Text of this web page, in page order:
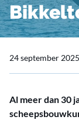
24 september 2025
Al meer dan 30